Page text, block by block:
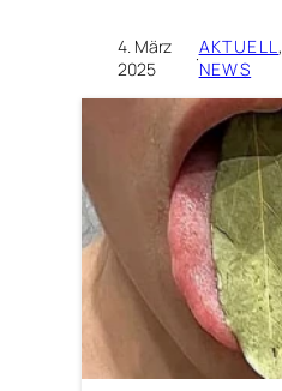
4. März
2025
·AKTUELL,
NEWS